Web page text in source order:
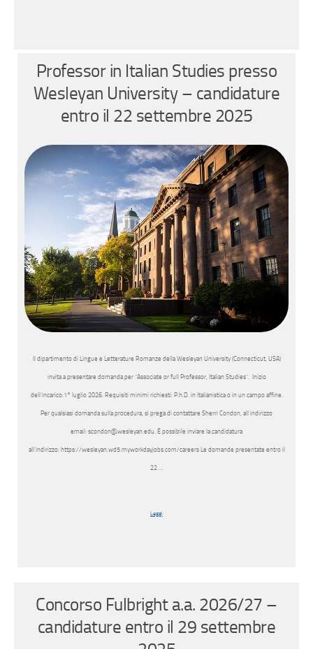
Professor in Italian Studies presso
Wesleyan University – candidature
entro il 22 settembre 2025
Il dipartimento di Lingue e Letterature Romanze della Wesleyan University (Connecticut, USA)
invita a presentare domanda per “Associate or full Professor, Italian Studies”. Inizio
dell’incarico:1° luglio 2026. Requisiti minimi richiesti: P.h.D. in Italianistica o in un campo affine.
Per qualsiasi domanda sulla procedura, si prega di contattare Sherri Condon, all’indirizzo
email: scondon@wesleyan.edu. È possibile inviare la candidatura
all’indirizzo: https://wesleyan.wd5.myworkdayjobs.com/careers Le domande presentate entro il
22 …
Leggi
Concorso Fulbright a.a. 2026/27 –
candidature entro il 29 settembre